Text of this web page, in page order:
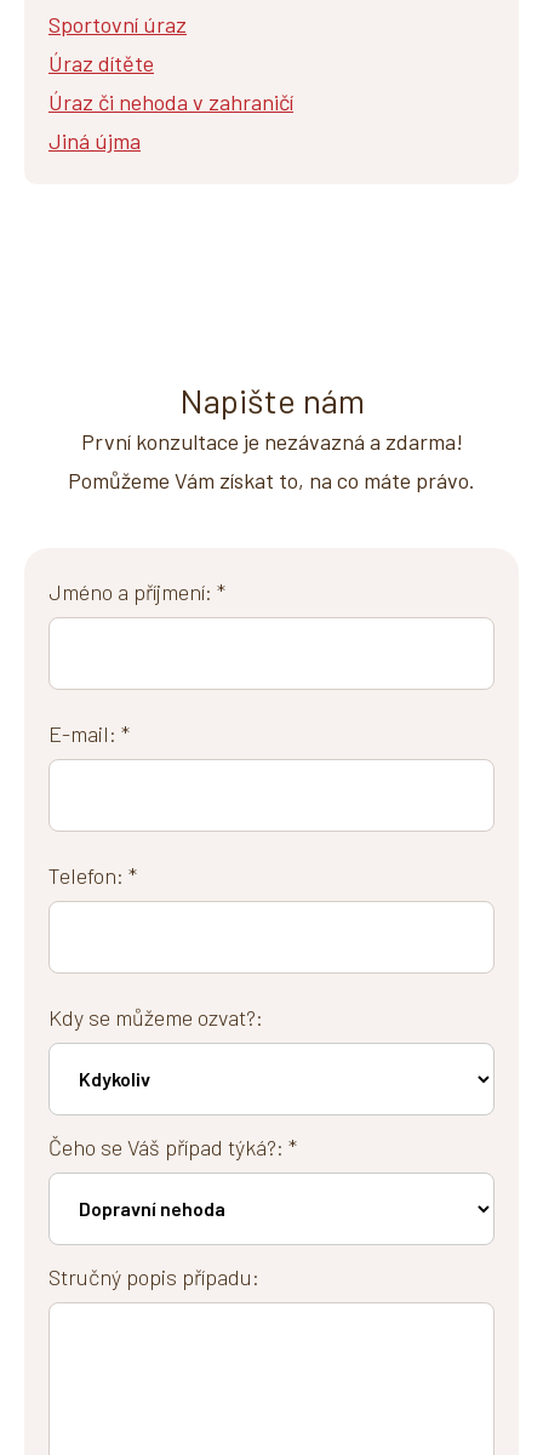
Sportovní úraz
Úraz dítěte
Úraz či nehoda v zahraničí
Jiná újma
Napište nám
První konzultace je nezávazná a zdarma!
Pomůžeme Vám získat to, na co máte právo.
Jméno a příjmení: *
E-mail: *
Telefon: *
Kdy se můžeme ozvat?:
Čeho se Váš případ týká?: *
Stručný popis případu: